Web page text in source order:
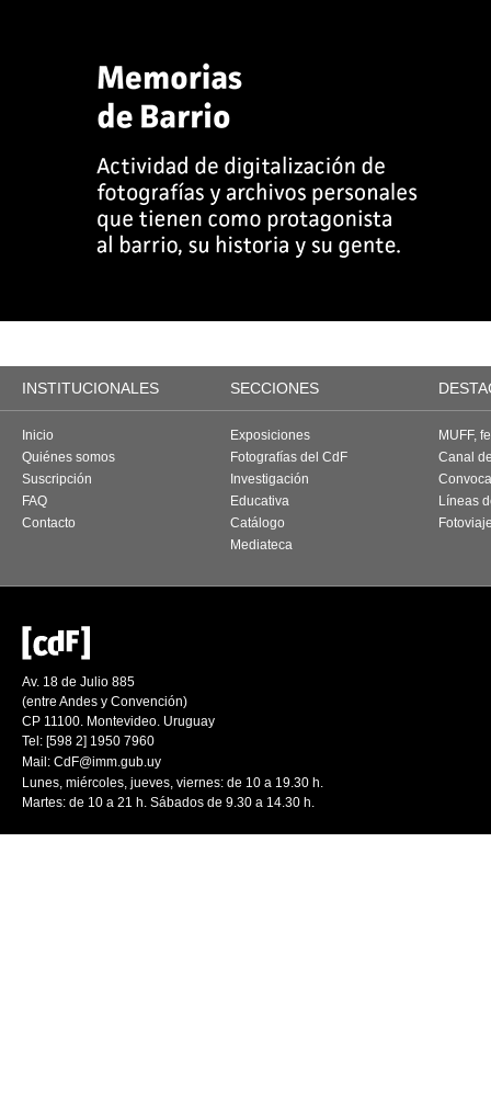
INSTITUCIONALES SECCIONES
Inicio
Quiénes somos
Suscripción
FAQ
Contacto
Exposiciones
Fotografías del CdF
Investigación
Educativa
Catálogo
Mediateca
MUFF,
Canal
Líneas
Av. 18 de Julio 885
(entre Andes y Convención)
CP 11100. Montevideo. Uruguay
Tel: [598 2] 1950 7960
Mail: CdF@imm.gub.uy
Lunes, miércoles, jueves, viernes: de 10 a 19.30 h.
Martes: de 10 a 21 h. Sábados de 9.30 a 14.30 h.